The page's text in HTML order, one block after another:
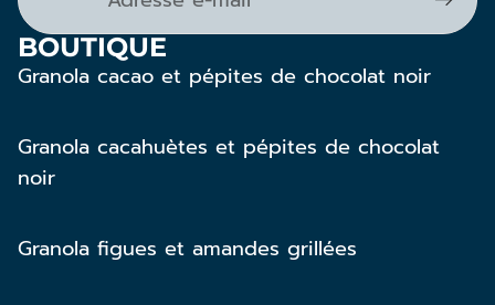
BOUTIQUE
Granola cacao et pépites de chocolat noir
Granola cacahuètes et pépites de chocolat
noir
Granola figues et amandes grillées